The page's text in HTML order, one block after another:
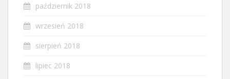
październik 2018
wrzesień 2018
sierpień 2018
lipiec 2018